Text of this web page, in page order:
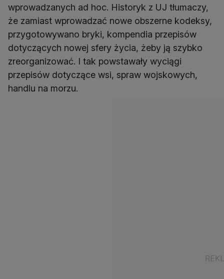
wprowadzanych ad hoc. Historyk z UJ tłumaczy,
że zamiast wprowadzać nowe obszerne kodeksy,
przygotowywano bryki, kompendia przepisów
dotyczących nowej sfery życia, żeby ją szybko
zreorganizować. I tak powstawały wyciągi
przepisów dotyczące wsi, spraw wojskowych,
handlu na morzu.